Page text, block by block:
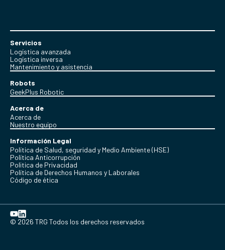
Servicios
Logística avanzada
Logística inversa
Mantenimiento y asistencia
Robots
GeekPlus Robotic
Acerca de
Acerca de
Nuestro equipo
Información Legal
Política de Salud, seguridad y Medio Ambiente (HSE)
Política Anticorrupción
Politica de Privacidad
Política de Derechos Humanos y Laborales
Código de ética
© 2026 TRG Todos los derechos reservados